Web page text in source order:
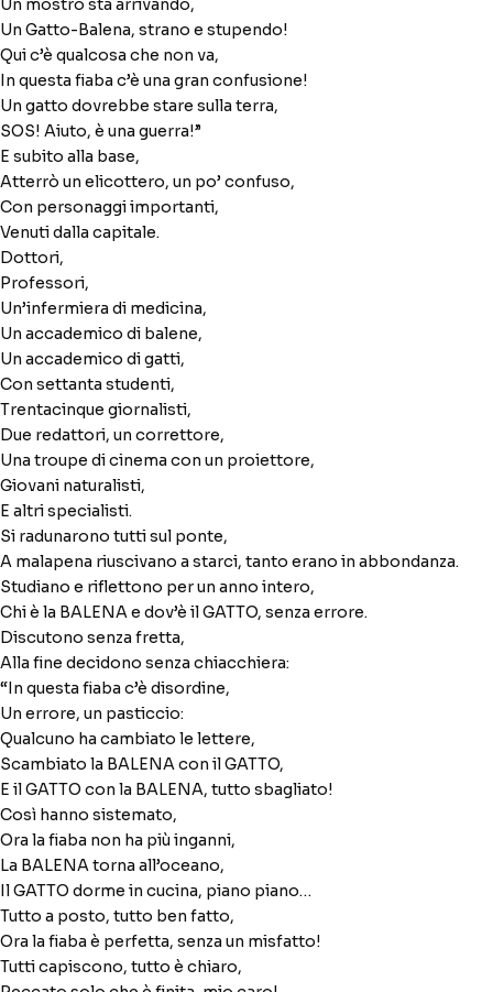
Un mostro sta arrivando,
Un Gatto-Balena, strano e stupendo!
Qui c’è qualcosa che non va,
In questa fiaba c’è una gran confusione!
Un gatto dovrebbe stare sulla terra,
SOS! Aiuto, è una guerra!”
E subito alla base,
Atterrò un elicottero, un po’ confuso,
Con personaggi importanti,
Venuti dalla capitale.
Dottori,
Professori,
Un’infermiera di medicina,
Un accademico di balene,
Un accademico di gatti,
Con settanta studenti,
Trentacinque giornalisti,
Due redattori, un correttore,
Una troupe di cinema con un proiettore,
Giovani naturalisti,
E altri specialisti.
Si radunarono tutti sul ponte,
A malapena riuscivano a starci, tanto erano in abbondanza.
Studiano e riflettono per un anno intero,
Chi è la BALENA e dov’è il GATTO, senza errore.
Discutono senza fretta,
Alla fine decidono senza chiacchiera:
“In questa fiaba c’è disordine,
Un errore, un pasticcio:
Qualcuno ha cambiato le lettere,
Scambiato la BALENA con il GATTO,
E il GATTO con la BALENA, tutto sbagliato!
Così hanno sistemato,
Ora la fiaba non ha più inganni,
La BALENA torna all’oceano,
Il GATTO dorme in cucina, piano piano…
Tutto a posto, tutto ben fatto,
Ora la fiaba è perfetta, senza un misfatto!
Tutti capiscono, tutto è chiaro,